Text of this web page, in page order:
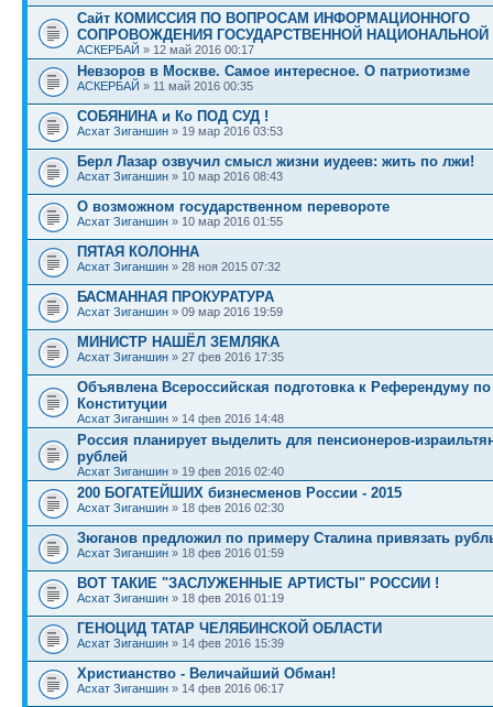
Сайт КОМИССИЯ ПО ВОПРОСАМ ИНФОРМАЦИОННОГО
СОПРОВОЖДЕНИЯ ГОСУДАРСТВЕННОЙ НАЦИОНАЛЬНОЙ
АСКЕРБАЙ » 12 май 2016 00:17
Невзоров в Москве. Самое интересное. О патриотизме
АСКЕРБАЙ » 11 май 2016 00:35
СОБЯНИНА и Ко ПОД СУД !
Асхат Зиганшин » 19 мар 2016 03:53
Берл Лазар озвучил смысл жизни иудеев: жить по лжи!
Асхат Зиганшин » 10 мар 2016 08:43
О возможном государственном перевороте
Асхат Зиганшин » 10 мар 2016 01:55
ПЯТАЯ КОЛОННА
Асхат Зиганшин » 28 ноя 2015 07:32
БАСМАННАЯ ПРОКУРАТУРА
Асхат Зиганшин » 09 мар 2016 19:59
МИНИСТР НАШЁЛ ЗЕМЛЯКА
Асхат Зиганшин » 27 фев 2016 17:35
Объявлена Всероссийская подготовка к Референдуму
Конституции
Асхат Зиганшин » 14 фев 2016 14:48
Россия планирует выделить для пенсионеров-
рублей
Асхат Зиганшин » 19 фев 2016 02:40
200 БОГАТЕЙШИХ бизнесменов России - 2015
Асхат Зиганшин » 18 фев 2016 02:30
Зюганов предложил по примеру Сталина привязать
Асхат Зиганшин » 18 фев 2016 01:59
ВОТ ТАКИЕ "ЗАСЛУЖЕННЫЕ АРТИСТЫ" РОССИИ !
Асхат Зиганшин » 18 фев 2016 01:19
ГЕНОЦИД ТАТАР ЧЕЛЯБИНСКОЙ ОБЛАСТИ
Асхат Зиганшин » 14 фев 2016 15:39
Христианство - Величайший Обман!
Асхат Зиганшин » 14 фев 2016 06:17